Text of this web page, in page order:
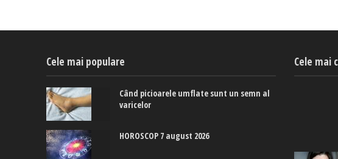
Cele mai populare
Când picioarele umflate sunt un semn al
varicelor
HOROSCOP 7 august 2026
Cele mai